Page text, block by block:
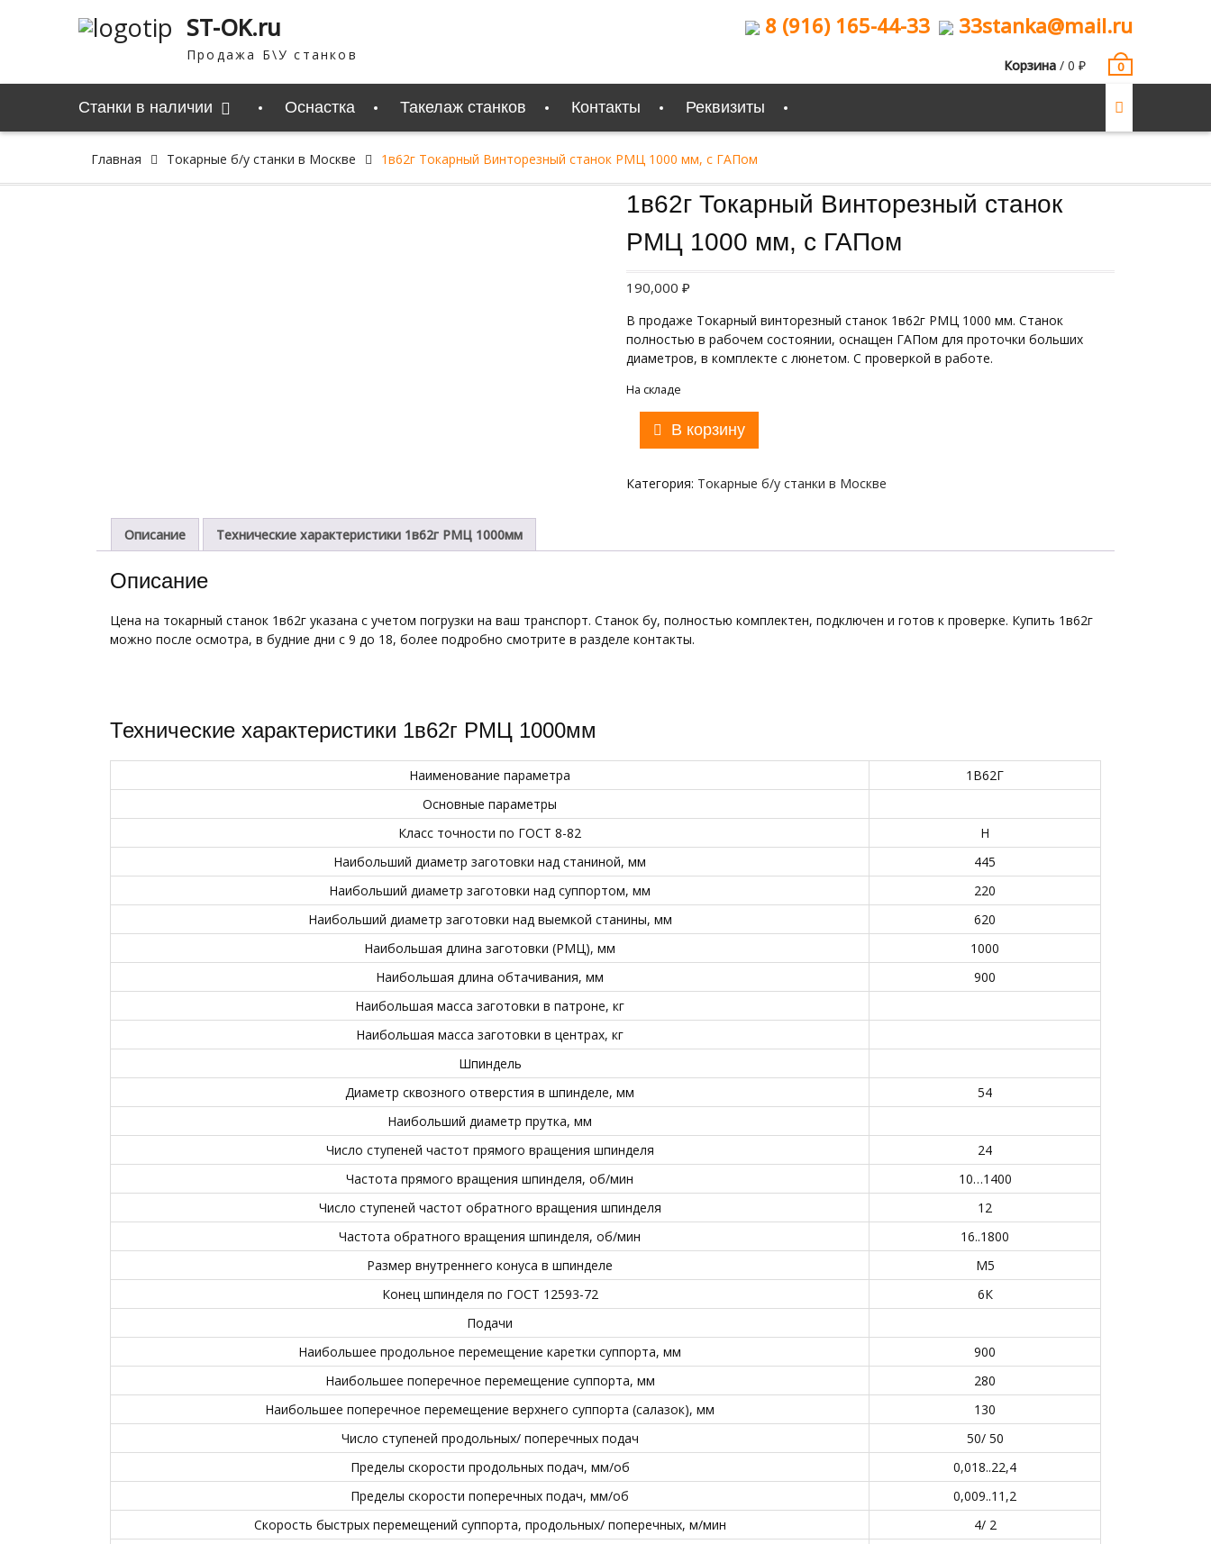
ST-OK.ru
Продажа Б\У станков
8 (916) 165-44-33 33stanka@mail.ru
Корзина / 0 ₽ 0
Станки в наличии Оснастка Такелаж станков Контакты Реквизиты
Главная Токарные б/у станки в Москве 1в62г Токарный Винторезный станок РМЦ 1000 мм, с ГАПом
1в62г Токарный Винторезный станок
РМЦ 1000 мм, с ГАПом
190,000 ₽
В продаже Токарный винторезный станок 1в62г РМЦ 1000 мм. Станок
полностью в рабочем состоянии, оснащен ГАПом для проточки больших
диаметров, в комплекте с люнетом. С проверкой в работе.
На складе
Количество
товара
Токарный
Винторезный
1000
В корзину
Категория: Токарные б/у станки в Москве
Описание Технические характеристики 1в62г РМЦ 1000мм
Описание
Цена на токарный станок 1в62г указана с учетом погрузки на ваш транспорт. Станок бу, полностью комплектен, подключен и готов к проверке. Купить 1в62г
можно после осмотра, в будние дни с 9 до 18, более подробно смотрите в разделе контакты.
Технические характеристики 1в62г РМЦ 1000мм
Наименование параметра
1В62Г
Основные параметры
Класс точности по ГОСТ 8-82
Н
Наибольший диаметр заготовки над станиной, мм
445
Наибольший диаметр заготовки над суппортом, мм
220
Наибольший диаметр заготовки над выемкой станины, мм
620
Наибольшая длина заготовки (РМЦ), мм
1000
Наибольшая длина обтачивания, мм
900
Наибольшая масса заготовки в патроне, кг
Наибольшая масса заготовки в центрах, кг
Шпиндель
Диаметр сквозного отверстия в шпинделе, мм
54
Наибольший диаметр прутка, мм
Число ступеней частот прямого вращения шпинделя
24
Частота прямого вращения шпинделя, об/мин
10…1400
Число ступеней частот обратного вращения шпинделя
12
Частота обратного вращения шпинделя, об/мин
16..1800
Размер внутреннего конуса в шпинделе
М5
Конец шпинделя по ГОСТ 12593-72
6К
Подачи
Наибольшее продольное перемещение каретки суппорта, мм
900
Наибольшее поперечное перемещение суппорта, мм
280
Наибольшее поперечное перемещение верхнего суппорта (салазок), мм
130
Число ступеней продольных/ поперечных подач
50/ 50
Пределы скорости продольных подач, мм/об
0,018..22,4
Пределы скорости поперечных подач, мм/об
0,009..11,2
Скорость быстрых перемещений суппорта, продольных/ поперечных, м/мин
4/ 2